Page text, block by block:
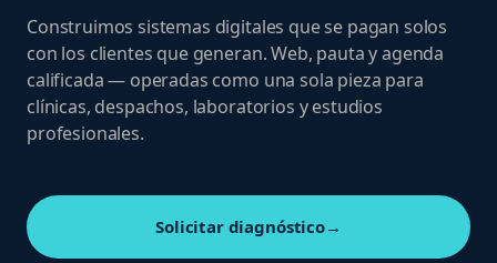
Construimos sistemas digitales que se pagan solos
con los clientes que generan. Web, pauta y agenda
calificada — operadas como una sola pieza para
clínicas, despachos, laboratorios y estudios
profesionales.
Solicitar diagnóstico→